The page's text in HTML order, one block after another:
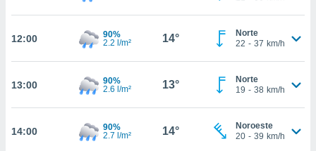
de que
sean
el sitio
para
ni para
12:00
90%
2.2 l/m²
14°
Norte
22 - 37 km/h
13:00
90%
2.6 l/m²
13°
Norte
19 - 38 km/h
14:00
90%
2.7 l/m²
14°
Noroeste
20 - 39 km/h